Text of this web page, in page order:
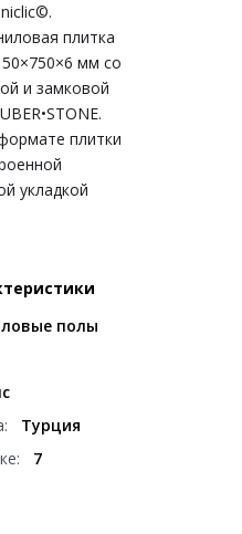
плитка
мм со
и замковой
плитки
укладкой
полы
Турция
7